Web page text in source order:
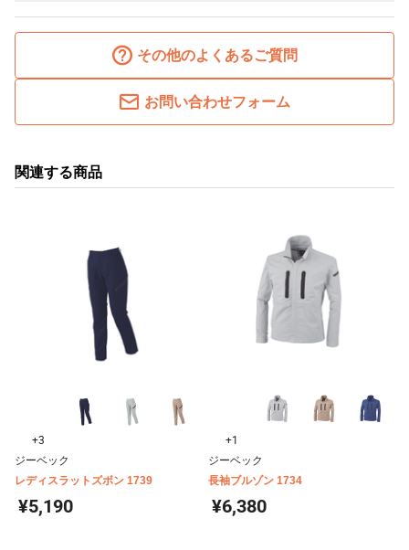
その他のよくあるご質問
お問い合わせフォーム
関連する商品
+3
ジーベック
レディスラットズボン 1739
¥5,190
+1
ジーベック
長袖ブルゾン 1734
¥6,380